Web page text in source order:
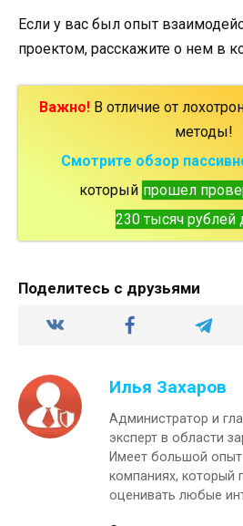
Если у вас был опыт
проектом, расскажите о нем в
Важно!В отличие от
методы!
Смотрите обзор
который прошел
230 тысяч рублей
Поделитесь с друзьями
Илья Захаров
Администратор и
эксперт в области
Имеет большой
компаниях, который
оценивать любые